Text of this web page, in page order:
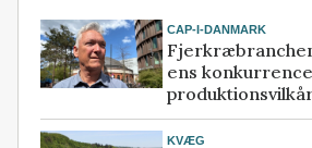
CAP-I-DANMARK
ens
KVÆG